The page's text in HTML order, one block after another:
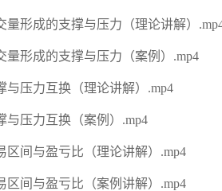
量形成的支撑与压力（理论讲解）
量形成的支撑与压力（案例）.mp4
与压力互换（理论讲解）.mp4
与压力互换（案例）.mp4
区间与盈亏比（理论讲解）.mp4
区间与盈亏比（案例讲解）.mp4